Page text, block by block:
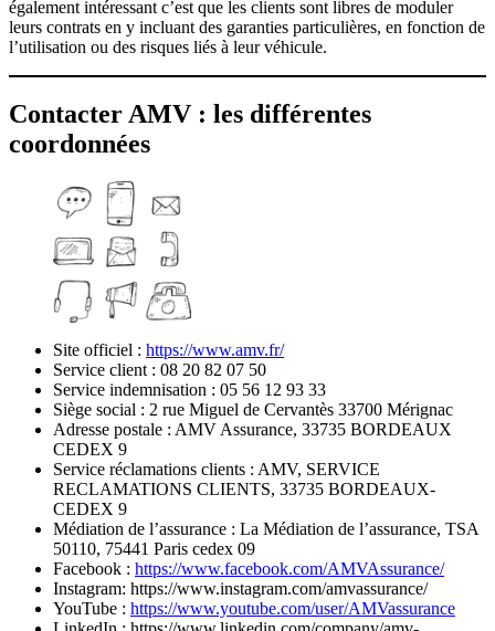
également intéressant c’est que les clients sont libres de moduler
leurs contrats en y incluant des garanties particulières, en fonction de
l’utilisation ou des risques liés à leur véhicule.
Contacter AMV : les différentes
coordonnées
Site officiel : https://www.amv.fr/
Service client : 08 20 82 07 50
Service indemnisation : 05 56 12 93 33
Siège social : 2 rue Miguel de Cervantès 33700 Mérignac
Adresse postale : AMV Assurance, 33735 BORDEAUX
CEDEX 9
Service réclamations clients : AMV, SERVICE
RECLAMATIONS CLIENTS, 33735 BORDEAUX-
CEDEX 9
Médiation de l’assurance : La Médiation de l’assurance, TSA
50110, 75441 Paris cedex 09
Facebook : https://www.facebook.com/AMVAssurance/
Instagram: https://www.instagram.com/amvassurance/
YouTube : https://www.youtube.com/user/AMVassurance